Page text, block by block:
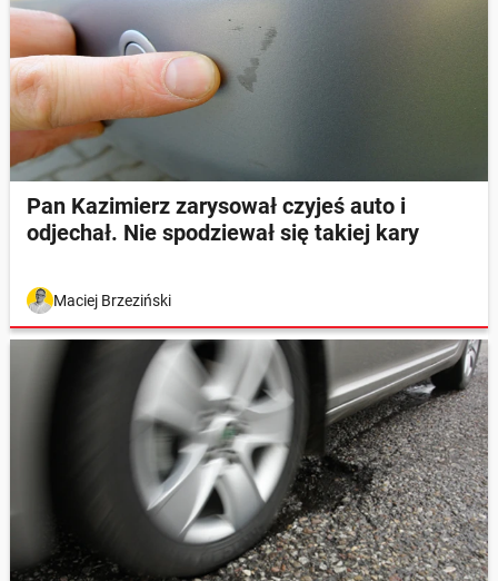
Pan Kazimierz zarysował czyjeś auto i
odjechał. Nie spodziewał się takiej kary
Maciej Brzeziński